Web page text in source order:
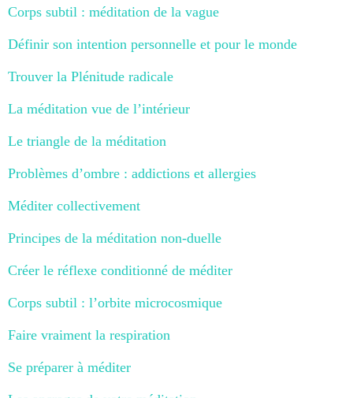
Corps subtil : méditation de la vague
Définir son intention personnelle et pour le monde
Trouver la Plénitude radicale
La méditation vue de l’intérieur
Le triangle de la méditation
Problèmes d’ombre : addictions et allergies
Méditer collectivement
Principes de la méditation non-duelle
Créer le réflexe conditionné de méditer
Corps subtil : l’orbite microcosmique
Faire vraiment la respiration
Se préparer à méditer